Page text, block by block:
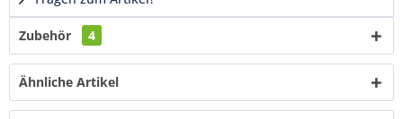
Zubehör 4
Ähnliche Artikel